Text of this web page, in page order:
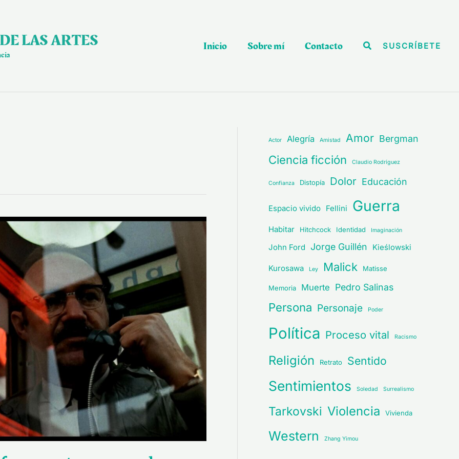
LAS ARTES Inicio Sobre mí Contacto BuscarSUSCRÍBETE
Actor Alegría Amistad Amor Bergman
Ciencia ficción Claudio Rodríguez
Confianza Distopía Dolor Educación
Espacio vivido Fellini Guerra
Habitar Hitchcock Identidad Imaginación
John Ford Jorge Guillén Kieślowski
Kurosawa Ley Malick Matisse
Memoria Muerte Pedro Salinas
Persona Personaje Poder
Política Proceso vital Racismo
Religión Retrato Sentido
Sentimientos Soledad Surrealismo
Tarkovski Violencia Vivienda
Western Zhang Yimou